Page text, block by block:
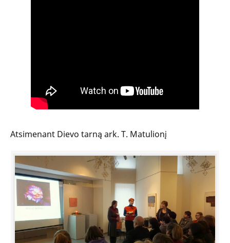
Atsimenant Dievo tarną ark. T. Matulionį